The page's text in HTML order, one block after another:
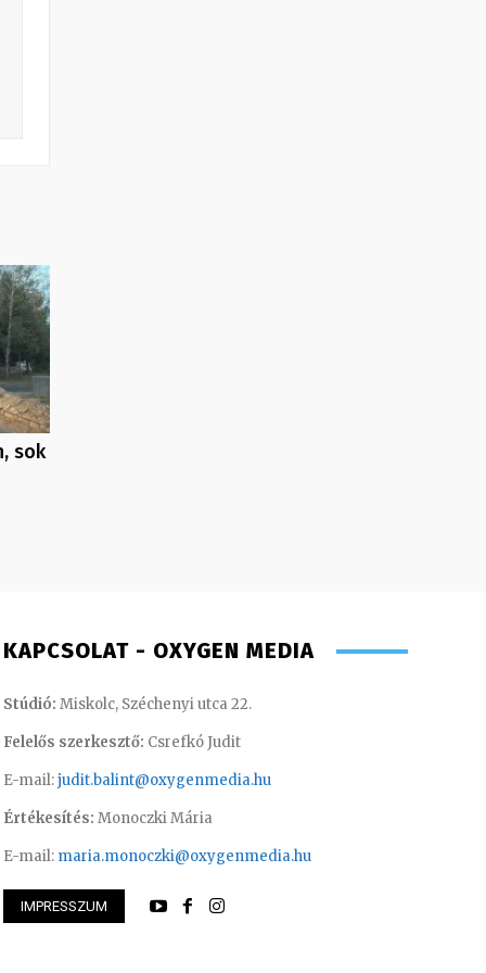
sok
– marketing gyakornok
KAPCSOLAT - OXYGEN MEDIA
Stúdió: Miskolc, Széchenyi utca 22.
Felelős szerkesztő: Csrefkó Judit
E-mail:judit.balint@oxygenmedia.hu
Értékesítés: Monoczki Mária
E-mail: maria.monoczki@oxygenmedia.hu
IMPRESSZUM